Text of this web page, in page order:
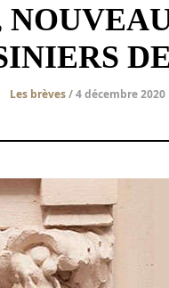
Les brèves/ 4 décembre 2020